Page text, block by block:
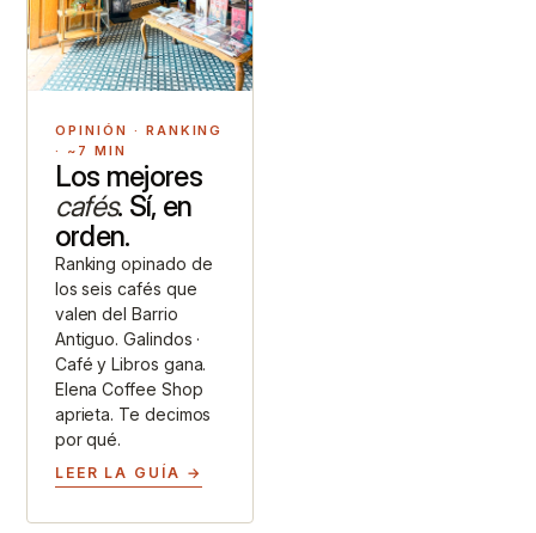
OPINIÓN · RANKING
· ~7 MIN
Los mejores
cafés. Sí, en
orden.
Ranking opinado de
los seis cafés que
valen del Barrio
Antiguo. Galindos ·
Café y Libros gana.
Elena Coffee Shop
aprieta. Te decimos
por qué.
LEER LA GUÍA →